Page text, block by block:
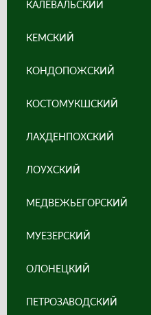
КАЛЕВАЛЬСКИЙ
КЕМСКИЙ
КОНДОПОЖСКИЙ
КОСТОМУКШСКИЙ
ЛАХДЕНПОХСКИЙ
ЛОУХСКИЙ
МЕДВЕЖЬЕГОРСКИЙ
МУЕЗЕРСКИЙ
ОЛОНЕЦКИЙ
ПЕТРОЗАВОДСКИЙ